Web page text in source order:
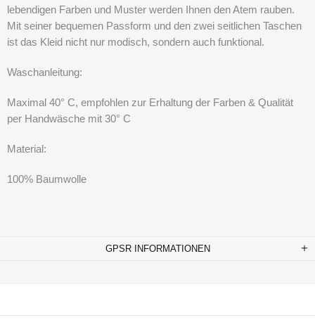
lebendigen Farben und Muster werden Ihnen den Atem rauben.
Mit seiner bequemen Passform und den zwei seitlichen Taschen
ist das Kleid nicht nur modisch, sondern auch funktional.
Waschanleitung:
Maximal 40° C, empfohlen zur Erhaltung der Farben & Qualität
per Handwäsche mit 30° C
Material:
100% Baumwolle
GPSR INFORMATIONEN